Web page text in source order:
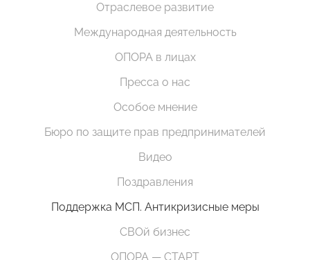
Отраслевое развитие
Международная деятельность
ОПОРА в лицах
Пресса о нас
Особое мнение
Бюро по защите прав предпринимателей
Видео
Поздравления
Поддержка МСП. Антикризисные меры
СВОй бизнес
ОПОРА — СТАРТ